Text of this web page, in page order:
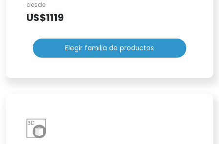
desde
US$1119
Elegir familia de productos